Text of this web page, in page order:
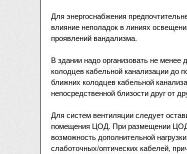
Для энергоснабжения
влияние неполадок в линиях
проявлений вандализма.
В здании надо организовать не
колодцев кабельной канализации до
ближних колодцев кабельной
непосредственной близости друг от
Для систем вентиляции следует
помещения ЦОД. При размещении ЦОД
возможность дополнительной
слаботочных/оптических кабелей,